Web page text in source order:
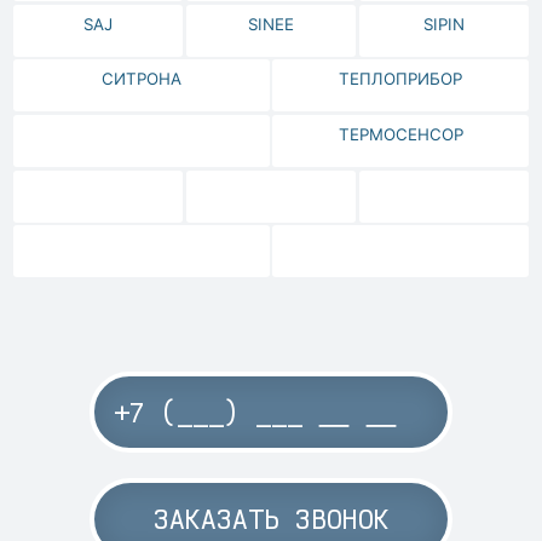
SAJ SINEE SIPIN
СИТРОНА ТЕПЛОПРИБОР
ТЕРМОСЕНСОР
ЗАКАЗАТЬ ЗВОНОК